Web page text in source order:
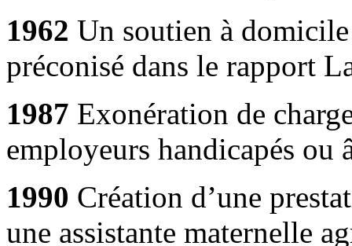
1962 Un soutien à domicile
préconisé dans le rapport
1987 Exonération de
employeurs handicapés ou
1990 Création d’une
une assistante maternelle